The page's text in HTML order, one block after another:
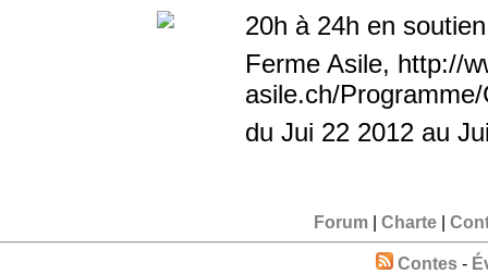
20h à 24h en
Ferme Asile, http://
asile.ch/
du Jui 22 2012 au
Forum Charte
Contes-